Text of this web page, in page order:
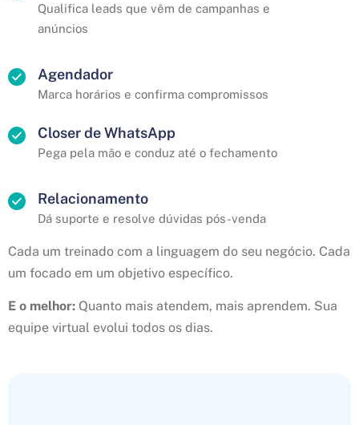
Qualifica leads que vêm de campanhas e
anúncios
Agendador
Marca horários e confirma compromissos
Closer de WhatsApp
Pega pela mão e conduz até o fechamento
Relacionamento
Dá suporte e resolve dúvidas pós-venda
Cada um treinado com a linguagem do seu negócio. Cada
um focado em um objetivo específico.
E o melhor: Quanto mais atendem, mais aprendem. Sua
equipe virtual evolui todos os dias.